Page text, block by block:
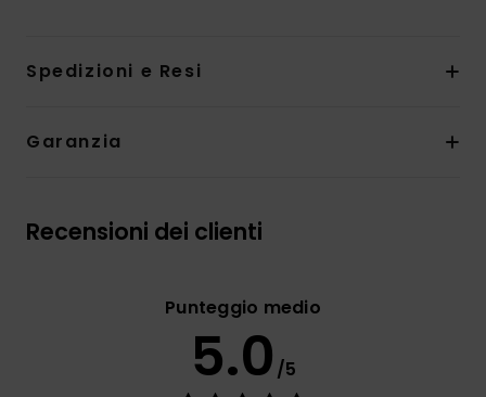
Spedizioni e Resi
Garanzia
Recensioni dei clienti
Punteggio medio
5.0 /5